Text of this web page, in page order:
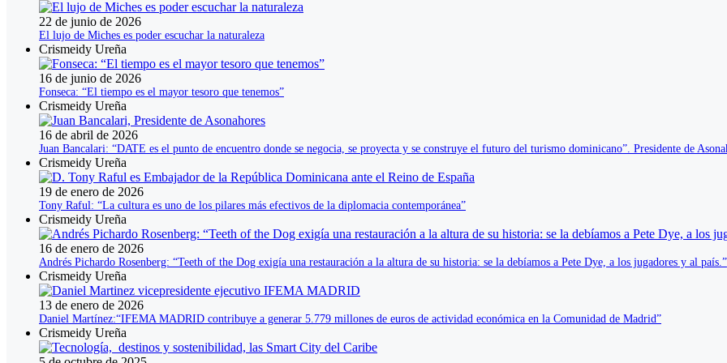
22 de junio de 2026
El lujo de Miches es poder escuchar la naturaleza
Crismeidy Ureña
16 de junio de 2026
Fonseca: “El tiempo es el mayor tesoro que tenemos”
Crismeidy Ureña
16 de abril de 2026
Juan Bancalari: “DATE es el punto de encuentro donde se negocia, se proyecta y se construye el futuro del turismo dominicano”. Presidente de
Crismeidy Ureña
19 de enero de 2026
Tony Raful: “La cultura es uno de los pilares más efectivos de la diplomacia contemporánea”
Crismeidy Ureña
16 de enero de 2026
Andrés Pichardo Rosenberg: “Teeth of the Dog exigía una restauración a la altura de su historia: se la debíamos a Pete Dye, a los jugadores y al país.”
Crismeidy Ureña
13 de enero de 2026
Daniel Martínez:“IFEMA MADRID contribuye a generar 5.779 millones de euros de actividad económica en la Comunidad de Madrid”
Crismeidy Ureña